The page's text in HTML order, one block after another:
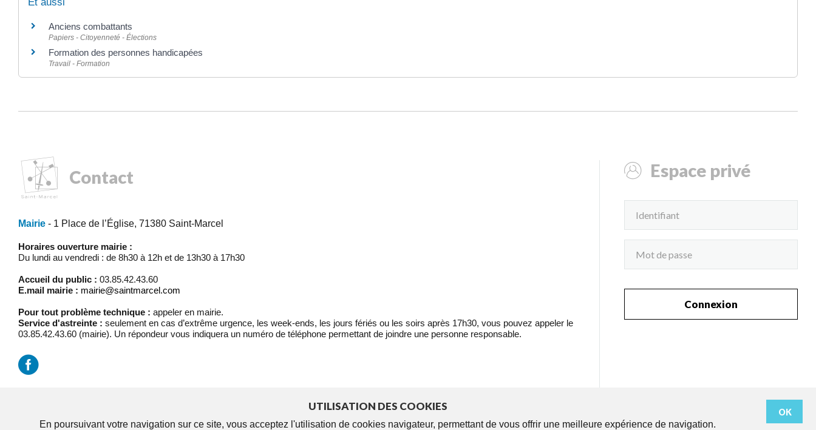
Anciens combattants
Papiers - Citoyenneté - Élections
Formation des personnes handicapées
Travail - Formation
Contact
Mairie - 1 Place de l’Église, 71380 Saint-Marcel
Horaires ouverture mairie :
Du lundi au vendredi : de 8h30 à 12h et de 13h30 à 17h30
Accueil du public : 03.85.42.43.60
E.mail mairie : mairie@saintmarcel.com
Pour tout problème technique : appeler en mairie.
Service d'astreinte : seulement en cas d’extrême urgence, les week-ends, les jours fériés ou les soirs après 17h30, vous pouvez appeler le
03.85.42.43.60 (mairie). Un répondeur vous indiquera un numéro de téléphone permettant de joindre une personne responsable.
Espace privé
Connexion
OK
UTILISATION DES COOKIES
En poursuivant votre navigation sur ce site, vous acceptez l'utilisation de cookies navigateur, permettant de vous offrir une meilleure expérience de navigation.